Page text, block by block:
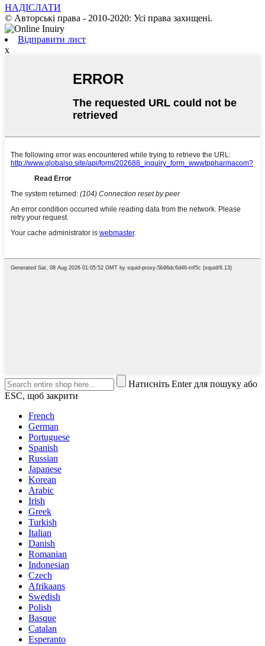
НАДІСЛАТИ
© Авторські права - 2010-2020: Усі права захищені.
Відправити лист
х
Натисніть Enter для пошуку або
ESC, щоб закрити
French
German
Portuguese
Spanish
Russian
Japanese
Korean
Arabic
Irish
Greek
Turkish
Italian
Danish
Romanian
Indonesian
Czech
Afrikaans
Swedish
Polish
Basque
Catalan
Esperanto